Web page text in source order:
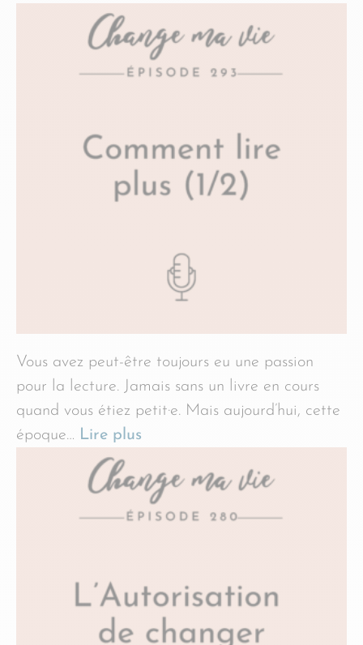
Vous avez peut-être toujours eu une passion
pour la lecture. Jamais sans un livre en cours
quand vous étiez petit·e. Mais aujourd’hui, cette
époque… Lire plus